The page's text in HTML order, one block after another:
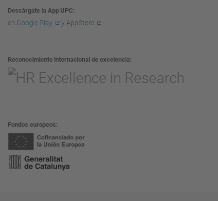
Descárgate la App UPC
en Google Play y AppStore
Reconocimiento internacional de excelencia
Fondos europeos